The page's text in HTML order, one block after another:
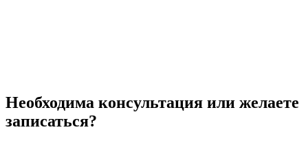
Необходима консультация или желаете
записаться?